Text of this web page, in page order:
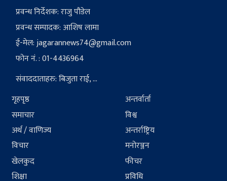
प्रवन्ध निर्देशक: राजु पौडेल
प्रवन्ध सम्पादक: आशिष लामा
ई-मेल:jagarannews74@gmail.com
फोन नं. : 01-4436964
संवाददाताहरु: बिजुता राई, ...
गृहपृष्ठ
समाचार
अर्थ / वाणिज्य
विचार
खेलकुद
शिक्षा
अन्तर्वार्ता
विश्व
अन्तर्राष्ट्रिय
मनोरञ्जन
फीचर
प्रविधि